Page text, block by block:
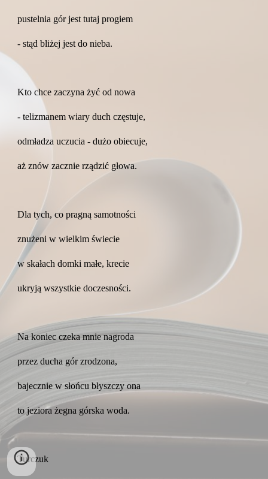
pustelnia gór jest tutaj progiem
- stąd bliżej jest do nieba.
Kto chce zaczyna żyć od nowa
- telizmanem wiary duch częstuje,
odmładza uczucia - dużo obiecuje,
aż znów zacznie rządzić głowa.
Dla tych, co pragną samotności
znużeni w wielkim świecie
w skałach domki małe, krecie
ukryją wszystkie doczesności.
Na koniec czeka mnie nagroda
przez ducha gór zrodzona,
bajecznie w słońcu błyszczy ona
to jeziora żegna górska woda.
Turczuk